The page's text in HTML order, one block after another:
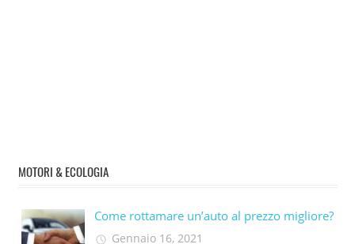
MOTORI & ECOLOGIA
Come rottamare un’auto al prezzo migliore?
Gennaio 16, 2021